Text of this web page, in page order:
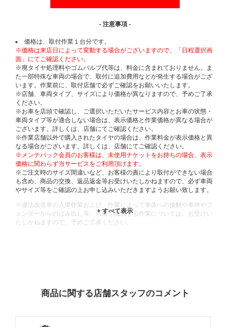
- 注意事項 -
価格は、取付作業１台分です。
※価格は来店日によって変動する場合がございますので、「日程選択画
面」にてご確認ください。
※廃タイヤ処理料やゴムバルブ代等は、料金に含まれておりません。ま
た一部特殊な車両の場合で、取付に追加費用などが発生する場合がござ
います。作業前に、取付店舗で必ずご確認をお願いいたします。
※店舗、車両タイプ、サイズにより価格が異なりますので、予めご了承
ください。
※お車を店頭で確認し、ご選択いただいたサービス内容とお車の状態・
車両タイプ等が適合しない場合は、表示価格と作業価格が異なる場合が
ございます。詳しくは、店舗にてご確認ください。
※作業店舗以外で購入されたタイヤの場合は、作業料金が表示価格と異
なる場合がございます。詳しくは、店舗にてご確認ください。
※メンテパック会員のお客様は、未使用チケットをお持ちの場合、表示
価格に関わらず当サービスをご利用頂けます。
※ご注文時のサイズ間違いなど、お客様の責により取付ができない場合
も含め、商品の交換、返品返金等お受けいたしかねますので、必ず車両
やサイズ等をご確認の上お申し込みいただきますようお願い致します。
※違法改造車の入庫作業および、作業によって車体への接触や車枠やフ
ェンダーからのはみ出し等、法規を逸脱する作業については、お受けい
たしかねますので、予めご了承ください。
商品に関する店舗スタッフのコメント